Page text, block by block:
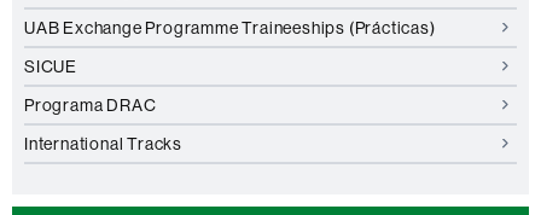
UAB Exchange Programme Traineeships (Prácticas)
SICUE
Programa DRAC
International Tracks